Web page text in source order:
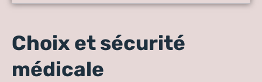
un usage thérapeutique ?
Choix et sécurité
médicale